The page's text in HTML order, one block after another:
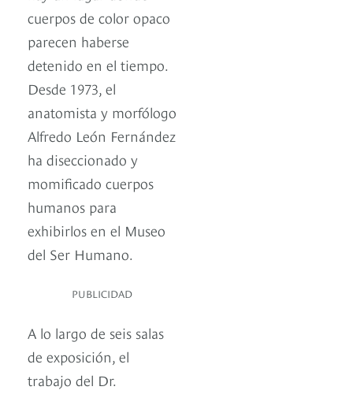
cuerpos de color opaco
parecen haberse
detenido en el tiempo.
Desde 1973, el
anatomista y morfólogo
Alfredo León Fernández
ha diseccionado y
momificado cuerpos
humanos para
exhibirlos en el Museo
del Ser Humano.
PUBLICIDAD
A lo largo de seis salas
de exposición, el
trabajo del Dr.